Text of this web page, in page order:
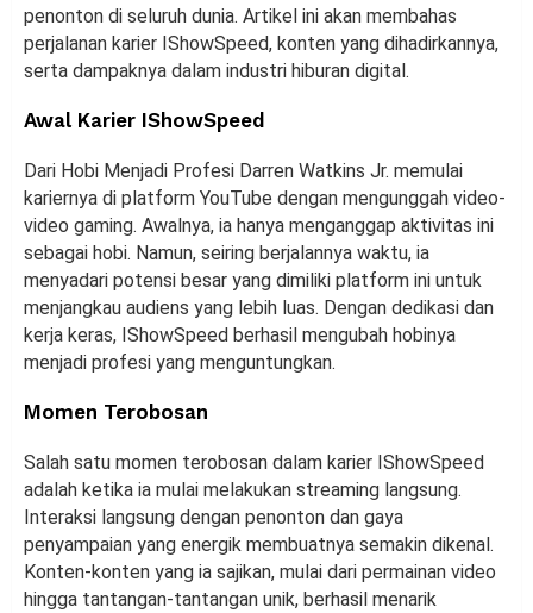
penonton di seluruh dunia. Artikel ini akan membahas
perjalanan karier IShowSpeed, konten yang dihadirkannya,
serta dampaknya dalam industri hiburan digital.
Awal Karier IShowSpeed
Dari Hobi Menjadi Profesi Darren Watkins Jr. memulai
kariernya di platform YouTube dengan mengunggah video-
video gaming. Awalnya, ia hanya menganggap aktivitas ini
sebagai hobi. Namun, seiring berjalannya waktu, ia
menyadari potensi besar yang dimiliki platform ini untuk
menjangkau audiens yang lebih luas. Dengan dedikasi dan
kerja keras, IShowSpeed berhasil mengubah hobinya
menjadi profesi yang menguntungkan.
Momen Terobosan
Salah satu momen terobosan dalam karier IShowSpeed
adalah ketika ia mulai melakukan streaming langsung.
Interaksi langsung dengan penonton dan gaya
penyampaian yang energik membuatnya semakin dikenal.
Konten-konten yang ia sajikan, mulai dari permainan video
hingga tantangan-tantangan unik, berhasil menarik